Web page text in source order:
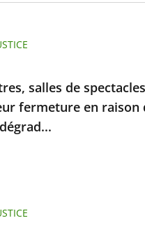
salles de
fermeture en raison